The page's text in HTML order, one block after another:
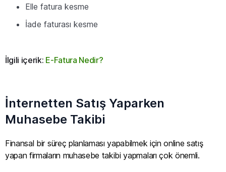
Elle fatura kesme
İade faturası kesme
İlgili içerik: E-Fatura Nedir?
İnternetten Satış Yaparken
Muhasebe Takibi
Finansal bir süreç planlaması yapabilmek için online satış
yapan firmaların muhasebe takibi yapmaları çok önemli.